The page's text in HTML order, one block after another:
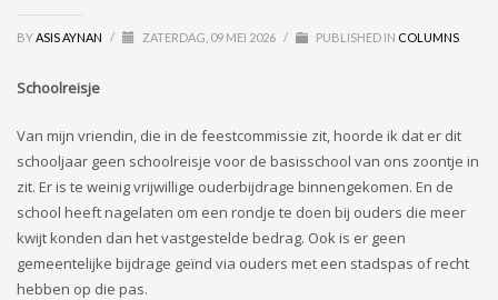
BYASIS AYNAN / ZATERDAG, 09 MEI 2026 / PUBLISHED IN COLUMNS
Schoolreisje
Van mijn vriendin, die in de feestcommissie zit, hoorde ik dat er dit
schooljaar geen schoolreisje voor de basisschool van ons zoontje in
zit. Er is te weinig vrijwillige ouderbijdrage binnengekomen. En de
school heeft nagelaten om een rondje te doen bij ouders die meer
kwijt konden dan het vastgestelde bedrag. Ook is er geen
gemeentelijke bijdrage geïnd via ouders met een stadspas of recht
hebben op die pas.